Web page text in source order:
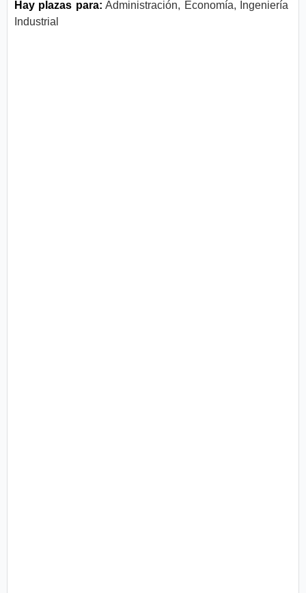
Hay plazas para: Administración, Economía, Ingeniería
Industrial